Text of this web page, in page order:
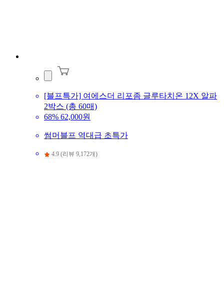
[블프특가] 여에스더 리포좀 글루타치온 12X 알파
2박스 (총 60매)
68% 62,000원
썸머블프 역대급 초특가
4.9 (리뷰 9,172개)